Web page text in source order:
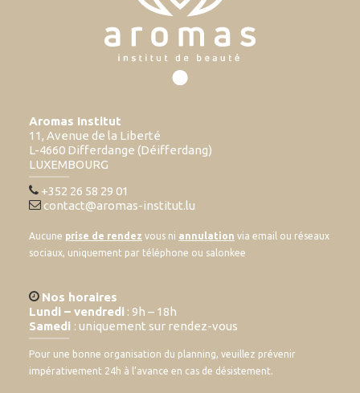
Aromas Institut
11, Avenue de la Liberté
L-4660 Differdange (Déifferdang)
LUXEMBOURG
+352 26 58 29 01
contact@aromas-institut.lu
Aucune prise de rendez vous ni annulation via email ou réseaux
sociaux, uniquement par téléphone ou salonkee
Nos horaires
Lundi – vendredi : 9h – 18h
Samedi : uniquement sur rendez-vous
Pour une bonne organisation du planning, veuillez prévenir
impérativement 24h à l’avance en cas de désistement.